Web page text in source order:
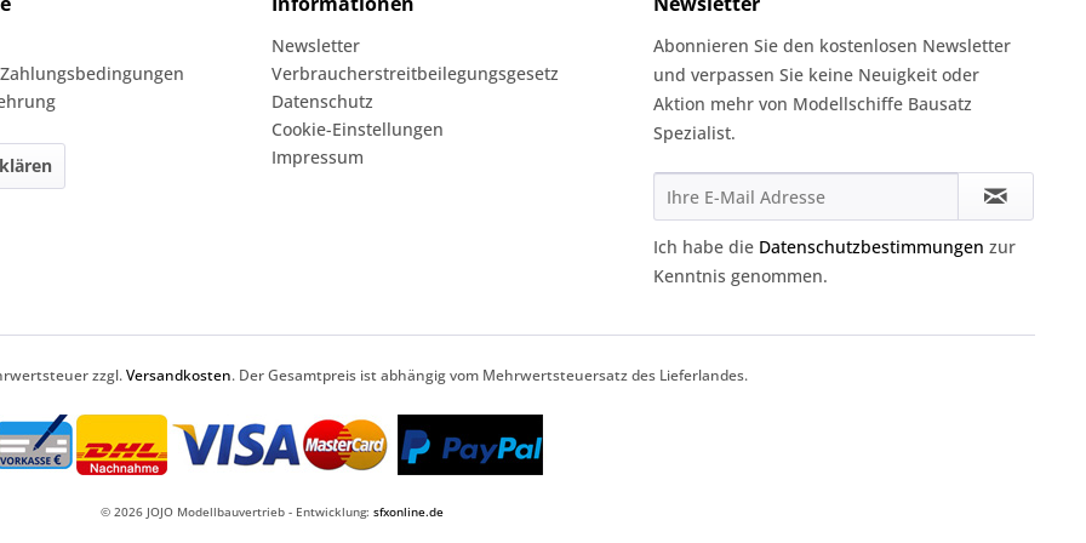
Newsletter
Verbraucherstreitbeilegungsgesetz
Datenschutz
Cookie-Einstellungen
Impressum
Abonnieren Sie den kostenlosen Newsletter
und verpassen Sie keine Neuigkeit oder
Aktion mehr von Modellschiffe Bausatz
Spezialist.
Ich habe die Datenschutzbestimmungen zur
Kenntnis genommen.
zzgl.Versandkosten. Der Gesamtpreis ist abhängig vom Mehrwertsteuersatz des Lieferlandes.
© 2026 JOJO Modellbauvertrieb - Entwicklung: sfxonline.de